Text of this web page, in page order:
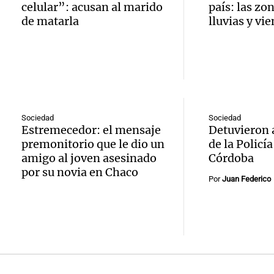
Ahora país
Episodios
entre
ocho"
Oscar
nuevas
Audio.
viento
celular”: acusan al marido
de matarla
país: las
lluvias y
Sociedad
Estremecedor: el mensaje
premonitorio que le dio un
amigo al joven asesinado
por su novia en Chaco
Sociedad
Detuvieron
de la
Córdoba
PorJuan Federico